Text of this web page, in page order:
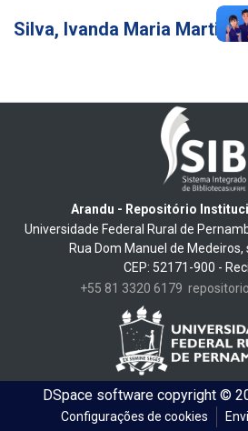
Silva, Ivanda Maria Martins
Arandu - Repositório
Universidade Federal Rural de
Rua Dom Manuel de Medeiros,
CEP: 52171-900 -
+55 81 3320 6179
DSpace softwarecopyright ©
Configurações de cookies